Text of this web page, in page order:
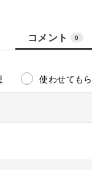
ねて拗ねる
れない心に従い
川早瀬
ら
コメント 0
使わせても